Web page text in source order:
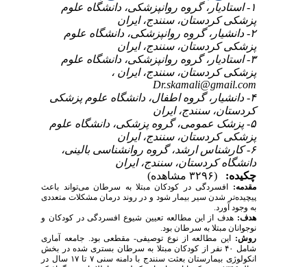
۱- استادیار، گروه روانپزشکی، دانشگاه علوم
پزشکی کردستان، سنندج، ایران
۲- دانشیار، گروه روانپزشکی، دانشگاه علوم
پزشکی کردستان، سنندج، ایران
۳- استادیار، گروه روانپزشکی، دانشگاه علوم
پزشکی کردستان، سنندج، ایران ،
Dr.skamali@gmail.com
۴- دانشیار، گروه اطفال، دانشگاه علوم پزشکی
کردستان، سنندج، ایران
۵- پزشک عمومی، گروه پزشکی، دانشگاه علوم
پزشکی کردستان، سنندج، ایران
۶- کارشناس ارشد، گروه روانشناسی بالینی،
دانشگاه کردستان، سنندج، ایران
چکیده:
مقدمه:افسردگی در کودکان مبتلا به سرطان می­‌تواند باعث
پیچیده‌­تر شدن سیر بیمار شود و در روند درمان مشکلات متعددی
به وجود آورد.
هدف:هدف از این مطالعه تعیین شیوع افسردگی در کودکان و
نوجوانان مبتلا به سرطان بود.
روش:این مطالعه از نوع توصیفی- مقطعی بود. جامعه آماری
شامل ۴۰ نفر از کودکان مبتلا به سرطان بستری شده در بخش
انکولوژی بیمارستان بعثت سنندج با دامنه سنی ۷ تا ۱۷ سال در